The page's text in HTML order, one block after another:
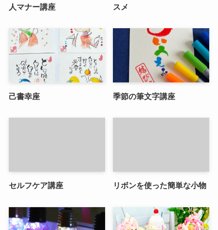
人マナー講座
スメ
己書幸座 季節の筆文字講座
セルフケア講座 リボンを使った簡単な小物